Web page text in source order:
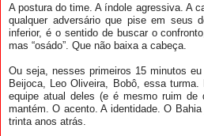
A postura do time. A índole agressiva. A
qualquer adversário que pise em seus
inferior, é o sentido de buscar o
mas “osádo”. Que não baixa a cabeça.
Ou seja, nesses primeiros 15 minutos
Beijoca, Leo Oliveira, Bobô, essa
equipe atual deles (e é mesmo ruim
mantém. O acento. A identidade. O
trinta anos atrás.